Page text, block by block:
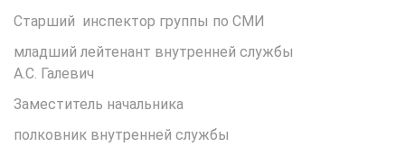
Старший инспектор группы по СМИ
младший лейтенант внутренней службы
А.С. Галевич
Заместитель начальника
полковник внутренней службы